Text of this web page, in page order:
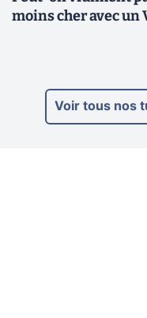
moins cher avec un
Voir tous nos